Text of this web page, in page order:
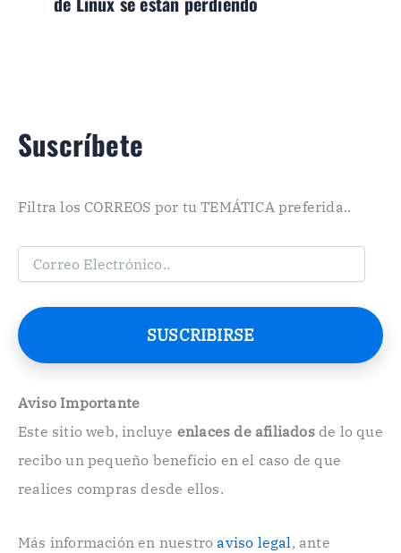
Suscríbete
Filtra los CORREOS por tu TEMÁTICA preferida..
C
e
o
e
t
ó
n
o
SUSCRIBIRSE
Aviso Importante
Este sitio web, incluye enlaces de afiliadosde lo que
recibo un pequeño beneficio en el caso de que
realices compras desde ellos.
Más información en nuestroaviso legal , ante